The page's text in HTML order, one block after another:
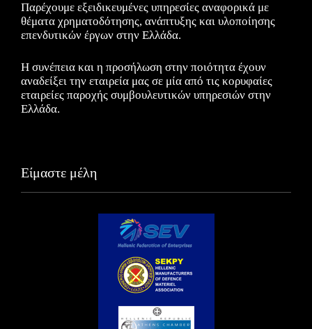
Παρέχουμε εξειδικευμένες υπηρεσίες αναφορικά με
θέματα χρηματοδότησης, ανάπτυξης και υλοποίησης
επενδυτικών έργων στην Ελλάδα.
Η συνέπεια και η προσήλωση στην ποιότητα έχουν
αναδείξει την εταιρεία μας σε μία από τις κορυφαίες
εταιρείες παροχής συμβουλευτικών υπηρεσιών στην
Ελλάδα.
Είμαστε μέλη